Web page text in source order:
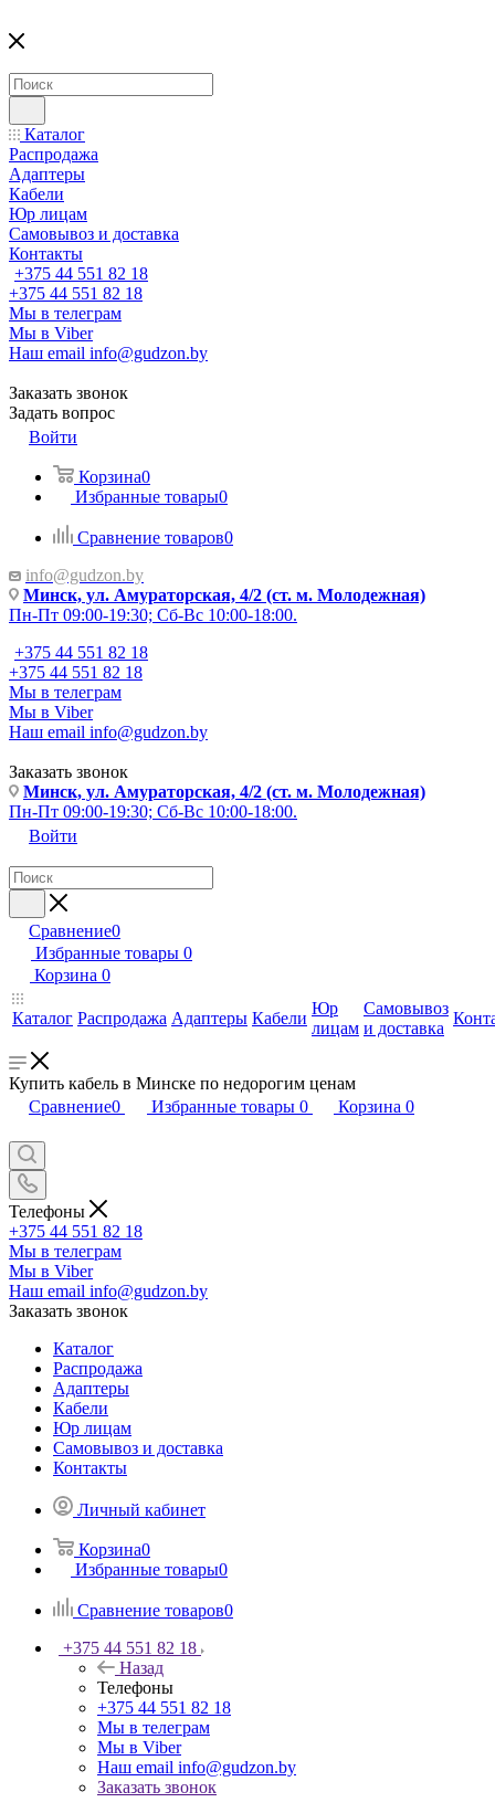
Каталог
Распродажа
Адаптеры
Кабели
Юр лицам
Самовывоз и доставка
Контакты
+375 44 551 82 18
+375 44 551 82 18
Мы в телеграм
Мы в Viber
Наш email info@gudzon.by
Заказать звонок
Задать вопрос
Войти
Корзина0
Избранные товары0
Сравнение товаров0
info@gudzon.by
Минск, ул. Амураторская, 4/2 (ст. м. Молодежная)
Пн-Пт 09:00-19:30; Сб-Вс 10:00-18:00.
+375 44 551 82 18
+375 44 551 82 18
Мы в телеграм
Мы в Viber
Наш email info@gudzon.by
Заказать звонок
Минск, ул. Амураторская, 4/2 (ст. м. Молодежная)
Пн-Пт 09:00-19:30; Сб-Вс 10:00-18:00.
Войти
Сравнение0
Избранные товары 0
Корзина 0
Каталог Распродажа Адаптеры Кабели
Юр
лицам
Самовывоз
и доставка
Купить кабель в Минске по недорогим ценам
Сравнение0 Избранные товары 0 Корзина 0
Телефоны
+375 44 551 82 18
Мы в телеграм
Мы в Viber
Наш email info@gudzon.by
Заказать звонок
Каталог
Распродажа
Адаптеры
Кабели
Юр лицам
Самовывоз и доставка
Контакты
Личный кабинет
Корзина0
Избранные товары0
Сравнение товаров0
+375 44 551 82 18
Назад
Телефоны
+375 44 551 82 18
Мы в телеграм
Мы в Viber
Наш email info@gudzon.by
Заказать звонок